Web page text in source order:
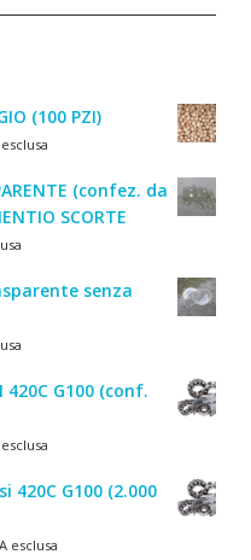
(100 PZI)
(confez. da
SCORTE
senza
G100 (conf.
420C G100 (2.000
esclusa